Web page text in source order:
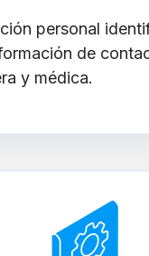
personal
de
y médica.